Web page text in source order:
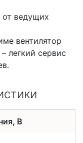
ведущих
вентилятор
легкий сервис
В